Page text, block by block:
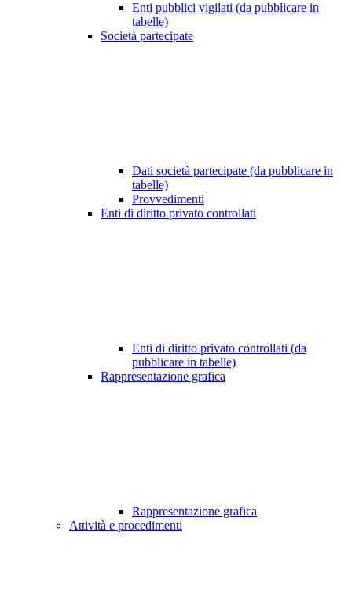
Enti pubblici vigilati (da pubblicare in
tabelle)
Società partecipate
Dati società partecipate (da pubblicare in
tabelle)
Provvedimenti
Enti di diritto privato controllati
Enti di diritto privato controllati (da
pubblicare in tabelle)
Rappresentazione grafica
Rappresentazione grafica
Attività e procedimenti